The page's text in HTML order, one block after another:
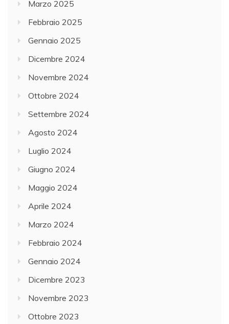
Marzo 2025
Febbraio 2025
Gennaio 2025
Dicembre 2024
Novembre 2024
Ottobre 2024
Settembre 2024
Agosto 2024
Luglio 2024
Giugno 2024
Maggio 2024
Aprile 2024
Marzo 2024
Febbraio 2024
Gennaio 2024
Dicembre 2023
Novembre 2023
Ottobre 2023